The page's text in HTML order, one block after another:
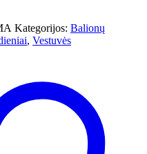
Kategorijos: Balionų
, Vestuvės